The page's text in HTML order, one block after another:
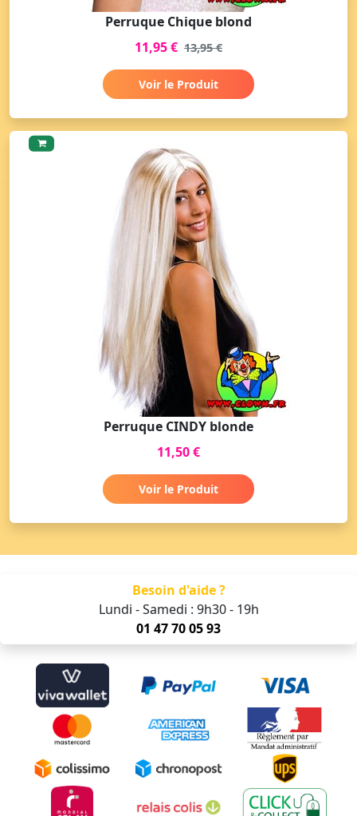
Perruque Chique blond
11,95 € 13,95 €
Voir le Produit
Perruque CINDY blonde
11,50 €
Voir le Produit
Besoin d'aide ?
Lundi - Samedi : 9h30 - 19h
01 47 70 05 93